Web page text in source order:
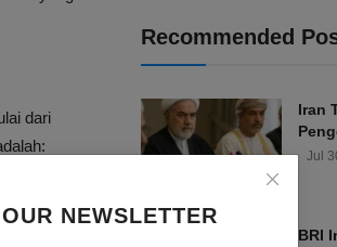
NEWSLETTER
dari
Recommended
Iran
Jul
BRI